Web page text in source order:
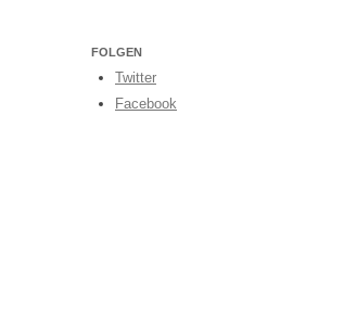
FOLGEN
Twitter
Facebook